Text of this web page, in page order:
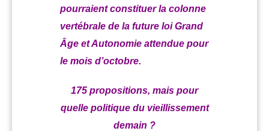
pourraient constituer la colonne
vertébrale de la future loi Grand
Âge et Autonomie attendue pour
le mois d’octobre.
175 propositions, mais pour
quelle politique du vieillissement
demain ?